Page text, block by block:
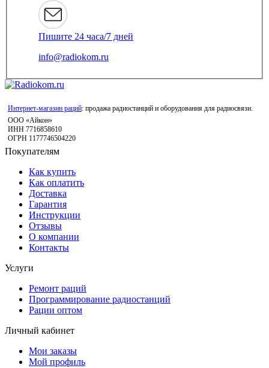
Пишите 24 часа/7 дней
info@radiokom.ru
Интернет-магазин раций: продажа радиостанций и оборудования для радиосвязи.
ООО «Айкон»
ИНН 7716858610
ОГРН 1177746504220
Покупателям
Как купить
Как оплатить
Доставка
Гарантия
Инструкции
Отзывы
О компании
Контакты
Услуги
Ремонт раций
Программирование радиостанций
Рации оптом
Личный кабинет
Мои заказы
Мой профиль